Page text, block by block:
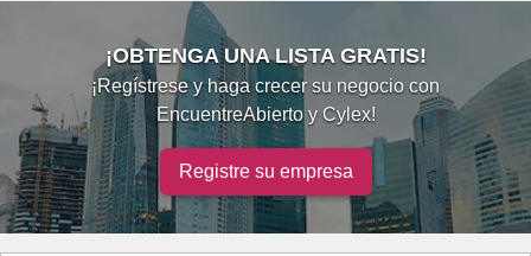
¡OBTENGA UNA LISTA GRATIS!
¡Regístrese y haga crecer su negocio con
EncuentreAbierto y Cylex!
Registre su empresa